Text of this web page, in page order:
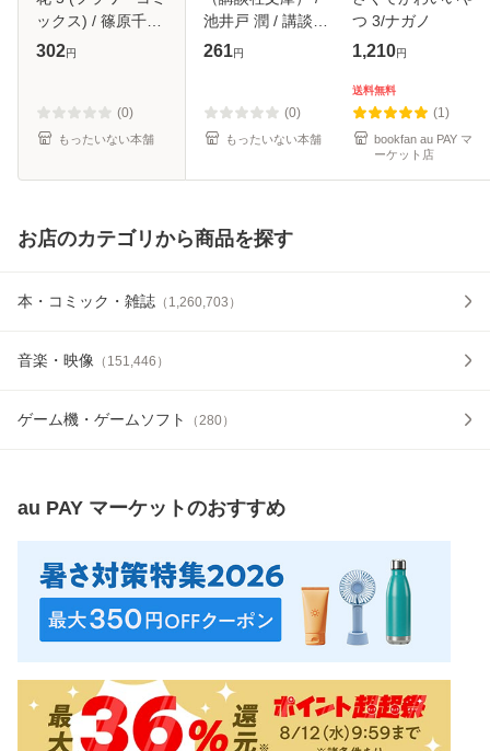
ックス) / 篠原千絵
/ 小学館 [コミック]
302円
(0)
もったいない本舗
池井戸 潤 / 講談社
[文庫]【メール便送
261円
(0)
もったいない本舗
つ 3/ナガノ
1,210円
送料無料
(1)
bookfan au PAY マ
ーケット店
お店のカテゴリから商品を探す
本・コミック・雑誌 （ 1,260,703 ）
音楽・映像 （ 151,446 ）
ゲーム機・ゲームソフト （280）
au PAY マーケットのおすすめ